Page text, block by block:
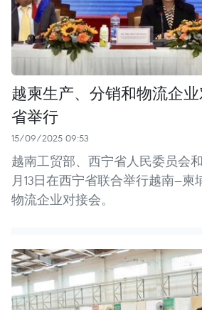
越柬生产、分销和物流企
省举行
15/09/2025 09:53
越南工贸部、西宁省人民委员会
月13日在西宁省联合举行越南—
物流企业对接会。